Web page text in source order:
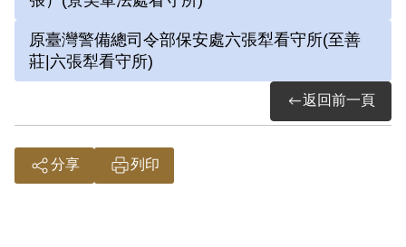
自學繪畫及書法。每日早晚以牢房廁所門
板為桌，開始獄中書畫生涯。獄中囚禁於
六號牢房，在狹小的方形牢獄中，房內六
個面構築出一塊個人場域，乃自稱「六大
山人」。1975年經上訴及國際特赦組織
關切，覆判結果為有期徒刑8年6個月，
原臺灣警備總司令部保安處六張犁看守所(至善
莊|六張犁看守所)
返回前一頁
分享 列印